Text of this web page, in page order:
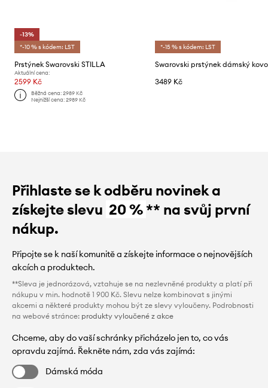
-13%
*-10 % s kódem: LST
Prstýnek Swarovski STILLA
Aktuální cena:
2599 Kč
Běžná cena:2989 Kč
Nejnižší cena:2989 Kč
*-15 % s kódem: LST
3489 Kč
Přihlaste se k odběru novinek a
získejte slevu 20 %** na svůj první
nákup.
Připojte se k naší komunitě a získejte informace o nejnovějších
akcích a produktech.
**Sleva je jednorázová, vztahuje se na nezlevněné produkty a platí při
nákupu v min. hodnotě 1 900 Kč. Slevu nelze kombinovat s jinými
akcemi a některé produkty mohou být ze slevy vyloučeny. Podrobnosti
na webové stránce: produkty vyloučené z akce
Chceme, aby do vaší schránky přicházelo jen to, co vás
opravdu zajímá. Řekněte nám, zda vás zajímá:
Dámská móda